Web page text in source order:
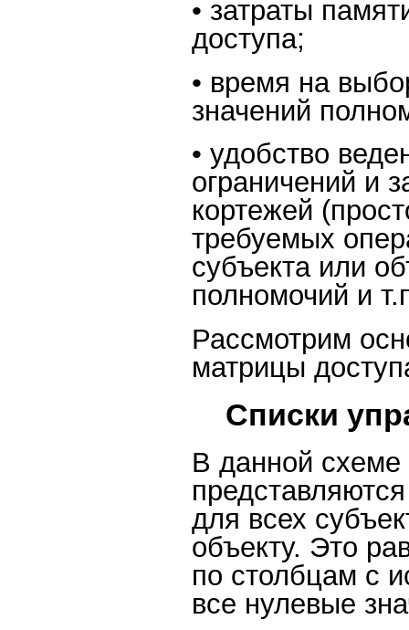
• затраты
доступа;
• время на
значений
• удобство
ограничений и
кортежей
требуемых
субъекта или
полномочий и
Рассмотрим
матрицы
Списки
В данной схеме
для всех
объекту. Это
по столбцам с
все нулевые